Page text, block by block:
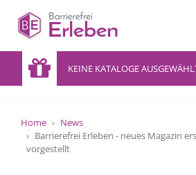
KEINE KATALOGE
Home
News
Barrierefrei Erleben - neues Magazin
vorgestellt